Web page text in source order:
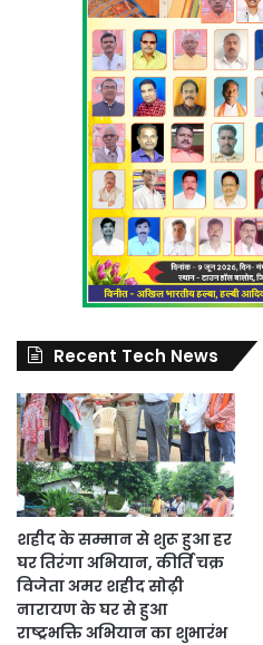
Recent Tech News
शहीद के सम्मान से शुरू हुआ हर
घर तिरंगा अभियान, कीर्ति चक्र
विजेता अमर शहीद सोढ़ी
नारायण के घर से हुआ
राष्ट्रभक्ति अभियान का शुभारंभ